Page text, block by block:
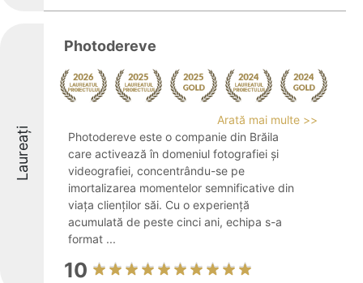
Laureați
Photodereve
Arată mai multe >>
Photodereve este o companie din Brăila
care activează în domeniul fotografiei și
videografiei, concentrându-se pe
imortalizarea momentelor semnificative din
viața clienților săi. Cu o experiență
acumulată de peste cinci ani, echipa s-a
format ...
10